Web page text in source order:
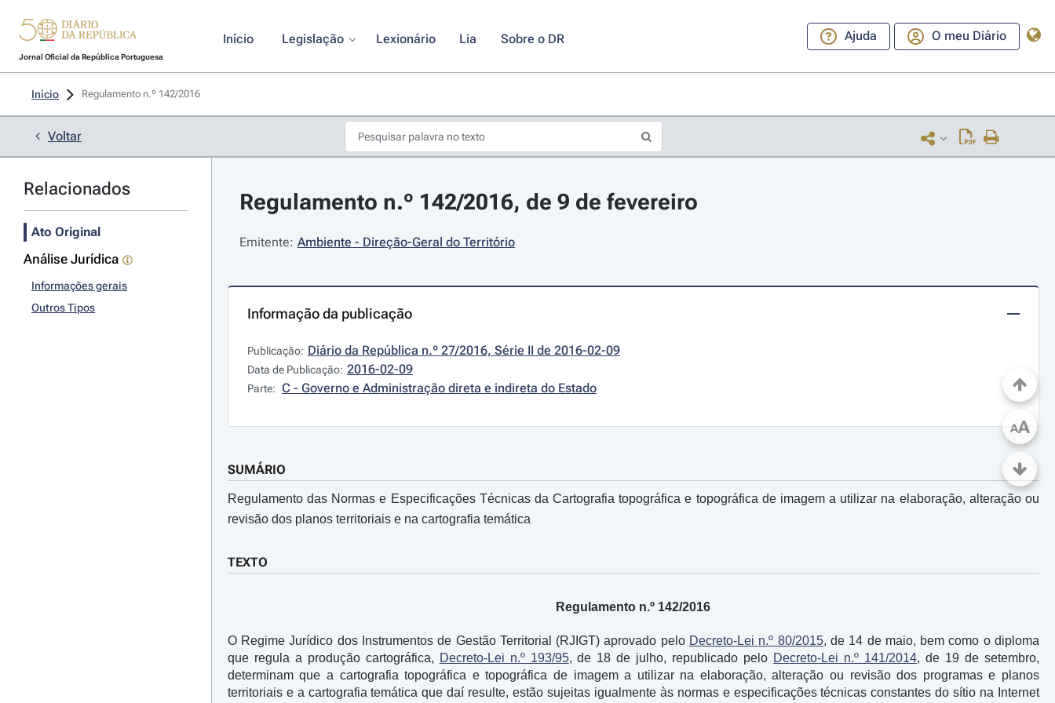
Jornal Oficial da República Portuguesa
Início Legislação Lexionário Lia Sobre o DR Ajuda O meu Diário
Início Regulamento n.º 142/2016
Voltar
Relacionados
Ato Original
Análise Jurídica
Informações gerais
Outros Tipos
Regulamento n.º 142/2016, de 9 de fevereiro
Emitente: Ambiente - Direção-Geral do Território
Informação da publicação
Publicação: Diário da República n.º 27/2016, Série II de 2016-02-09
Data de Publicação: 2016-02-09
Parte: C - Governo e Administração direta e indireta do Estado
SUMÁRIO
Regulamento das Normas e Especificações Técnicas da Cartografia topográfica e topográfica de imagem a utilizar na elaboração, alteração ou
revisão dos planos territoriais e na cartografia temática
TEXTO
Regulamento n.º 142/2016
O Regime Jurídico dos Instrumentos de Gestão Territorial (RJIGT) aprovado pelo Decreto-Lei n.º 80/2015, de 14 de maio, bem como o diploma
que regula a produção cartográfica, Decreto-Lei n.º 193/95, de 18 de julho, republicado pelo Decreto-Lei n.º 141/2014, de 19 de setembro,
determinam que a cartografia topográfica e topográfica de imagem a utilizar na elaboração, alteração ou revisão dos programas e planos
territoriais e a cartografia temática que daí resulte, estão sujeitas igualmente às normas e especificações técnicas constantes do sítio na Internet
AA